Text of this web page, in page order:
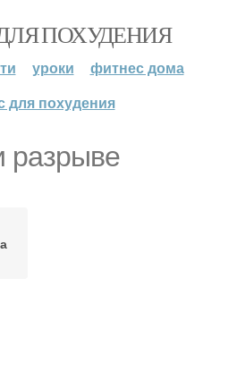
ПОХУДЕНИЯ
уроки
фитнес дома
для похудения
разрыве